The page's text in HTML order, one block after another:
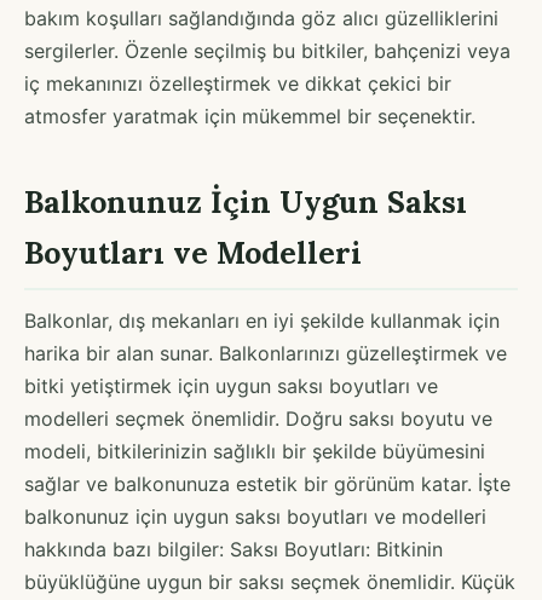
bakım koşulları sağlandığında göz alıcı güzelliklerini
sergilerler. Özenle seçilmiş bu bitkiler, bahçenizi veya
iç mekanınızı özelleştirmek ve dikkat çekici bir
atmosfer yaratmak için mükemmel bir seçenektir.
Balkonunuz İçin Uygun Saksı
Boyutları ve Modelleri
Balkonlar, dış mekanları en iyi şekilde kullanmak için
harika bir alan sunar. Balkonlarınızı güzelleştirmek ve
bitki yetiştirmek için uygun saksı boyutları ve
modelleri seçmek önemlidir. Doğru saksı boyutu ve
modeli, bitkilerinizin sağlıklı bir şekilde büyümesini
sağlar ve balkonunuza estetik bir görünüm katar. İşte
balkonunuz için uygun saksı boyutları ve modelleri
hakkında bazı bilgiler: Saksı Boyutları: Bitkinin
büyüklüğüne uygun bir saksı seçmek önemlidir. Küçük